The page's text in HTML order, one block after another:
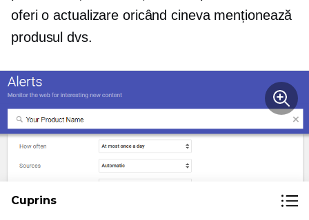
oferi o actualizare oricând cineva menționează
produsul dvs.
Cuprins